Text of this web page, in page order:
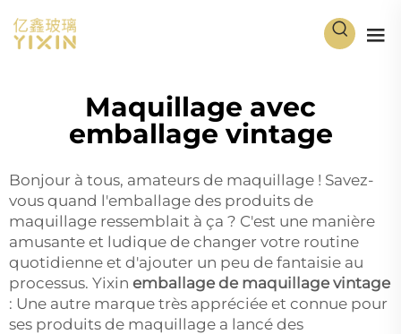
Maquillage avec
emballage vintage
Bonjour à tous, amateurs de maquillage ! Savez-
vous quand l'emballage des produits de
maquillage ressemblait à ça ? C'est une manière
amusante et ludique de changer votre routine
quotidienne et d'ajouter un peu de fantaisie au
processus. Yixin emballage de maquillage vintage
: Une autre marque très appréciée et connue pour
ses produits de maquillage a lancé des